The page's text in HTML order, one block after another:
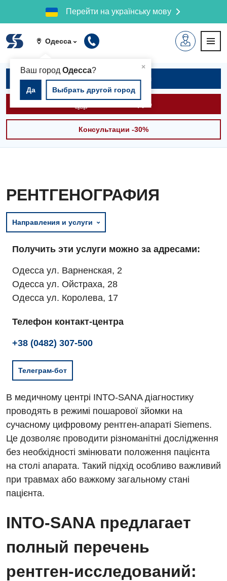
Перейти на українську мову
Одесса
×
Ваш город Одесса?
Да Выбрать другой город
Записаться на приём
Вызвать скорую
Консультации -30%
РЕНТГЕНОГРАФИЯ
Направления и услуги
Получить эти услуги можно за адресами:
Одесса ул. Варненская, 2
Одесса ул. Ойстраха, 28
Одесса ул. Королева, 17
Телефон контакт-центра
+38 (0482) 307-500
Телеграм-бот
В медичному центрі INTO-SANA діагностику
проводять в режимі пошарової зйомки на
сучасному цифровому рентген-апараті Siemens.
Це дозволяє проводити різноманітні дослідження
без необхідності змінювати положення пацієнта
на столі апарата. Такий підхід особливо важливий
при травмах або важкому загальному стані
пацієнта.
INTO-SANA предлагает
полный перечень
рентген-исследований: